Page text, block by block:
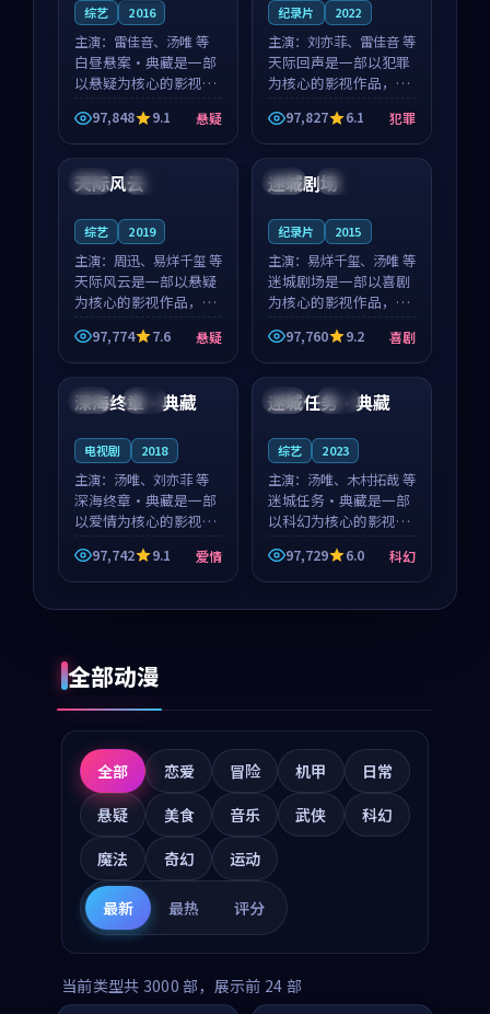
综艺 2016
主演： 雷佳音、汤唯 等
白昼悬案·典藏是一部
以悬疑为核心的影视作
品，围绕危机、反转与
人物成长展开，整体节
奏紧凑，值得推荐观
看。
97,848 9.1 悬疑
纪录片 2022
主演： 刘亦菲、雷佳音 等
天际回声是一部以犯罪
为核心的影视作品，围
绕危机、反转与人物成
长展开，整体节奏紧
凑，值得推荐观看。
97,827 6.1 犯罪
英国 院线
天际风云
综艺 2019
主演： 周迅、易烊千玺 等
天际风云是一部以悬疑
为核心的影视作品，围
绕危机、反转与人物成
长展开，整体节奏紧
凑，值得推荐观看。
97,774 7.6 悬疑
英国 高分
迷城剧场
纪录片 2015
主演： 易烊千玺、汤唯 等
迷城剧场是一部以喜剧
为核心的影视作品，围
绕危机、反转与人物成
长展开，整体节奏紧
凑，值得推荐观看。
97,760 9.2 喜剧
泰国 院线
深海终章·典藏
电视剧 2018
主演： 汤唯、刘亦菲 等
深海终章·典藏是一部
以爱情为核心的影视作
品，围绕危机、反转与
人物成长展开，整体节
奏紧凑，值得推荐观
97,742 9.1 爱情
法国 高分
迷城任务·典藏
综艺 2023
主演： 汤唯、木村拓哉 等
迷城任务·典藏是一部
以科幻为核心的影视作
品，围绕危机、反转与
人物成长展开，整体节
奏紧凑，值得推荐观
97,729 6.0 科幻
全部动漫
全部 恋爱 冒险 机甲
日常
悬疑
美食 音乐 武侠
科幻
魔法
奇幻 运动
最新 最热 评分
当前类型共 3000 部，展示前 24 部
99:16